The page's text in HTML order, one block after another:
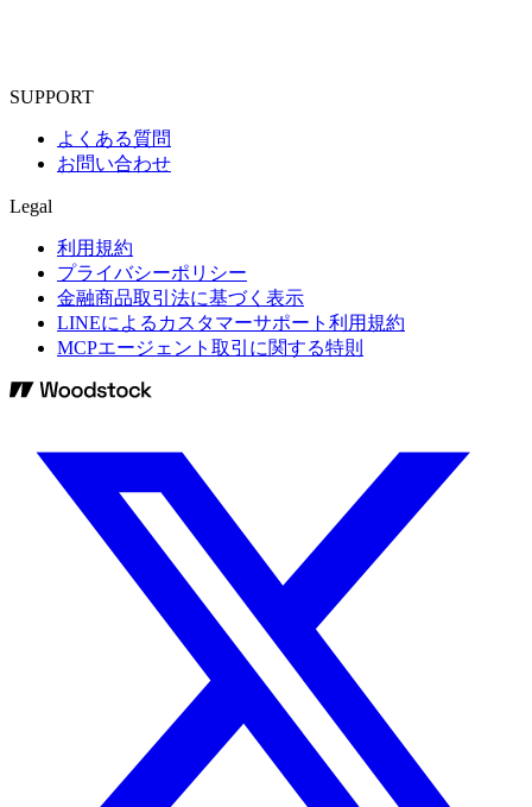
SUPPORT
よくある質問
お問い合わせ
Legal
利用規約
プライバシーポリシー
金融商品取引法に基づく表示
LINEによるカスタマーサポート利用規約
MCPエージェント取引に関する特則